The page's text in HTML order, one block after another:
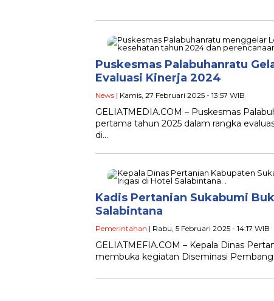
Puskesmas Palabuhanratu
Evaluasi Kinerja 2024
News | Kamis, 27 Februari 2025 - 13:57 WIB
GELIATMEDIA.COM – Puskesmas
pertama tahun 2025 dalam rangka
di…
Kadis Pertanian Sukabumi
Salabintana
Pemerintahan | Rabu, 5 Februari 2025 - 14:17 WIB
GELIATMEFIA.COM – Kepala Dinas
membuka kegiatan Diseminasi